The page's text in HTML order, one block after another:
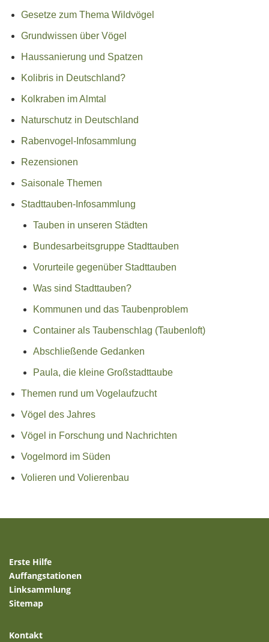
Gesetze zum Thema Wildvögel
Grundwissen über Vögel
Haussanierung und Spatzen
Kolibris in Deutschland?
Kolkraben im Almtal
Naturschutz in Deutschland
Rabenvogel-Infosammlung
Rezensionen
Saisonale Themen
Stadttauben-Infosammlung
Tauben in unseren Städten
Bundesarbeitsgruppe Stadttauben
Vorurteile gegenüber Stadttauben
Was sind Stadttauben?
Kommunen und das Taubenproblem
Container als Taubenschlag (Taubenloft)
Abschließende Gedanken
Paula, die kleine Großstadttaube
Themen rund um Vogelaufzucht
Vögel des Jahres
Vögel in Forschung und Nachrichten
Vogelmord im Süden
Volieren und Volierenbau
Erste Hilfe
Auffangstationen
Linksammlung
Sitemap
Kontakt